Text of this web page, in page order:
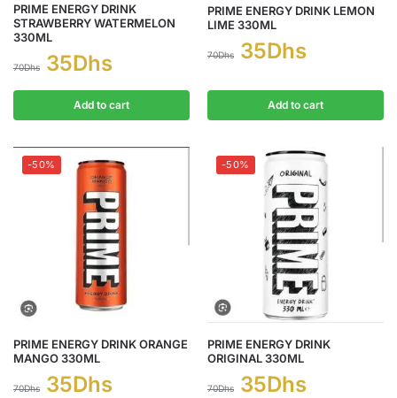
PRIME ENERGY DRINK
STRAWBERRY WATERMELON
330ML
70Dhs 35Dhs
Add to cart
PRIME ENERGY DRINK LEMON
LIME 330ML
70Dhs 35Dhs
Add to cart
-50%
PRIME ENERGY DRINK ORANGE
MANGO 330ML
70Dhs 35Dhs
-50%
PRIME ENERGY DRINK
ORIGINAL 330ML
70Dhs 35Dhs